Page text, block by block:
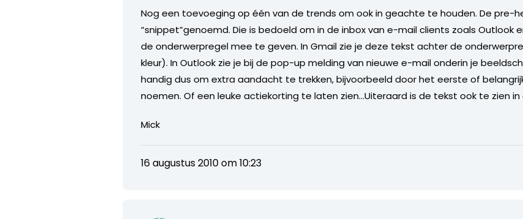
Nog een toevoeging op één van de trends om ook in geachte te houden. De pre-
“snippet”genoemd. Die is bedoeld om in de inbox van e-mail clients zoals Outlook
de onderwerpregel mee te geven. In Gmail zie je deze tekst achter de
kleur). In Outlook zie je bij de pop-up melding van nieuwe e-mail onderin je
handig dus om extra aandacht te trekken, bijvoorbeeld door het eerste of
noemen. Of een leuke actiekorting te laten zien…Uiteraard is de tekst ook te zien
Mick
16 augustus 2010 om 10:23